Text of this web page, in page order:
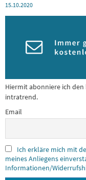
15.10.2020
Hiermit abonniere ich
intratrend.
Email
Ich erkläre mich mit
meines Anliegens
Informationen/